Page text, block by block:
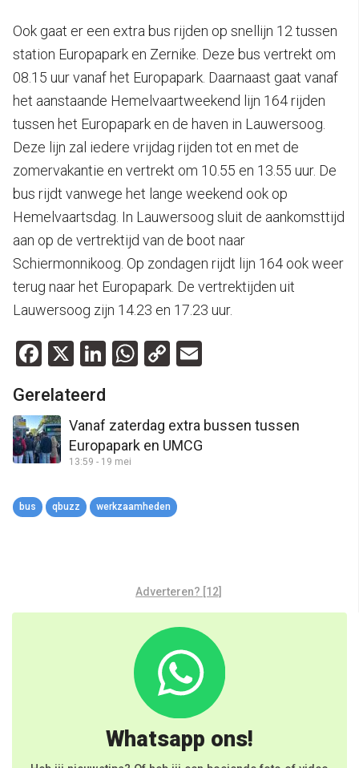
Ook gaat er een extra bus rijden op snellijn 12 tussen
station Europapark en Zernike. Deze bus vertrekt om
08.15 uur vanaf het Europapark. Daarnaast gaat vanaf
het aanstaande Hemelvaartweekend lijn 164 rijden
tussen het Europapark en de haven in Lauwersoog.
Deze lijn zal iedere vrijdag rijden tot en met de
zomervakantie en vertrekt om 10.55 en 13.55 uur. De
bus rijdt vanwege het lange weekend ook op
Hemelvaartsdag. In Lauwersoog sluit de aankomsttijd
aan op de vertrektijd van de boot naar
Schiermonnikoog. Op zondagen rijdt lijn 164 ook weer
terug naar het Europapark. De vertrektijden uit
Lauwersoog zijn 14.23 en 17.23 uur.
Facebook
X LinkedIn
WhatsApp
Copy
Gerelateerd
Vanaf zaterdag extra bussen tussen
Europapark en UMCG
13:59 - 19 mei
bus qbuzz werkzaamheden
Adverteren? [12]
Whatsapp ons!